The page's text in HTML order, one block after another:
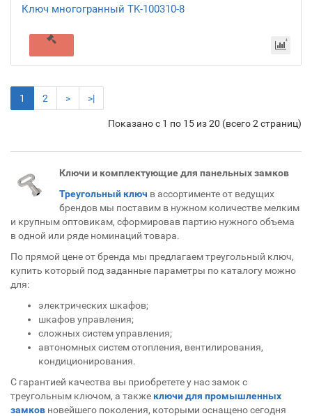
Ключ многогранный TK-100310-8
1 2 > >|
Показано с 1 по 15 из 20 (всего 2 страниц)
Ключи и комплектующие для панельных замков
Треугольный ключ в ассортименте от ведущих
брендов мы поставим в нужном количестве мелким
и крупным оптовикам, сформировав партию нужного объема
в одной или ряде номинаций товара.
По прямой цене от бренда мы предлагаем треугольный ключ,
купить который под заданные параметры по каталогу можно
для:
электрических шкафов;
шкафов управления;
сложных систем управления;
автономных систем отопления, вентилирования,
кондиционирования.
С гарантией качества вы приобретете у нас замок с
треугольным ключом, а такжеключи для промышленных
замков новейшего поколения, которыми оснащено сегодня